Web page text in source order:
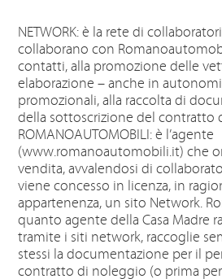
NETWORK: è la rete di
collaborano con
contatti, alla promozione delle
elaborazione – anche in
promozionali, alla raccolta di
della sottoscrizione del contratto
ROMANOAUTOMOBILI: è l’agente
(www.romanoautomobili.it) che
vendita, avvalendosi di
viene concesso in licenza, in
appartenenza, un sito Network.
quanto agente della Casa Madre
tramite i siti network, raccoglie
stessi la documentazione per il
contratto di noleggio (o prima